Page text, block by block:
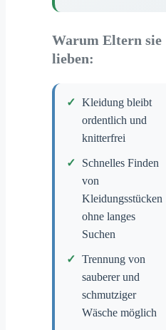
Warum Eltern sie
lieben:
Kleidung bleibt
ordentlich und
knitterfrei
Schnelles Finden
von
Kleidungsstücken
ohne langes
Suchen
Trennung von
sauberer und
schmutziger
Wäsche möglich